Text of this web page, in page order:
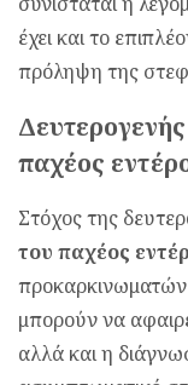
έχει και το
πρόληψη της
παχέος
Στόχος της
του παχέος
μπορούν να
αλλά και η